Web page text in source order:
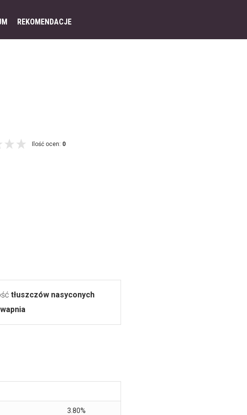
REKOMENDACJE
Ilość ocen: 0
tłuszczów nasyconych
wapnia
3.80%